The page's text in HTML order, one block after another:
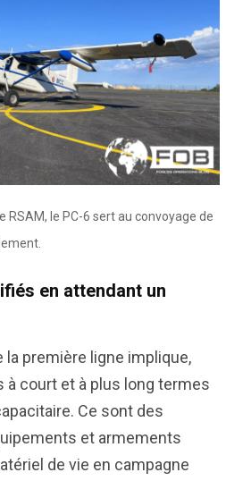
RSAM, le PC-6 sert au convoyage de
en attendant un
la première ligne implique,
à court et à plus long termes
Ce sont des
et armements
de vie en campagne